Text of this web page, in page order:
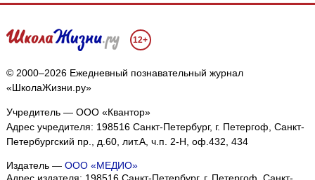
12+
© 2000–2026 Ежедневный познавательный журнал
«ШколаЖизни.ру»
Учредитель — ООО «Квантор»
Адрес учредителя: 198516 Санкт-Петербург, г. Петергоф, Санкт-
Петербургский пр., д.60, лит.А, ч.п. 2-Н, оф.432, 434
Издатель — ООО «МЕДИО»
Мы собираем файлы cookie и применяемЯндекс.Метрику
Подробнее